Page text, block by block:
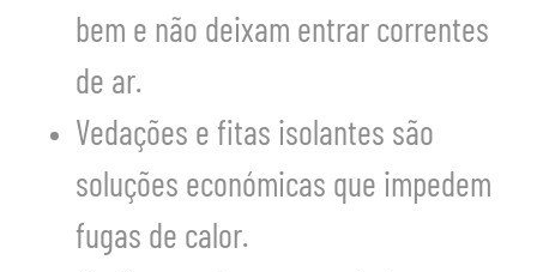
bem e não deixam entrar correntes
de ar.
Vedações e fitas isolantes são
soluções económicas que impedem
fugas de calor.